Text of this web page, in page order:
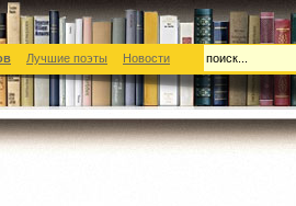
Лучшие поэты Новости